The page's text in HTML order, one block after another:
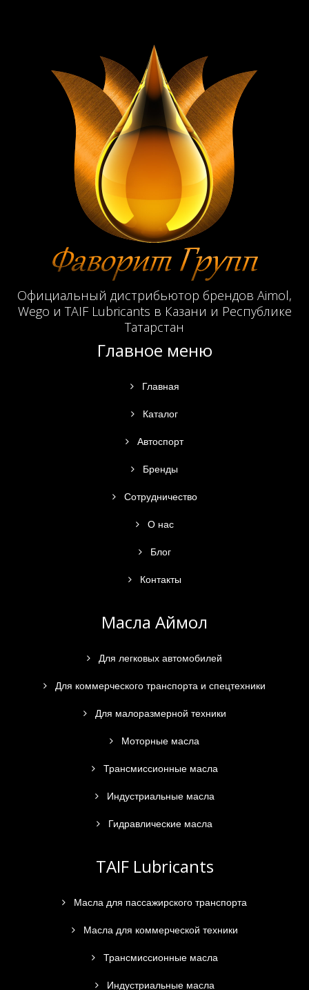
Официальный дистрибьютор брендов Aimol,
Wego и TAIF Lubricants в Казани и Республике
Татарстан
Главное меню
Главная
Каталог
Автоспорт
Бренды
Сотрудничество
О нас
Блог
Контакты
Масла Аймол
Для легковых автомобилей
Для коммерческого транспорта и спецтехники
Для малоразмерной техники
Моторные масла
Трансмиссионные масла
Индустриальные масла
Гидравлические масла
TAIF Lubricants
Масла для пассажирского транспорта
Масла для коммерческой техники
Трансмиссионные масла
Индустриальные масла